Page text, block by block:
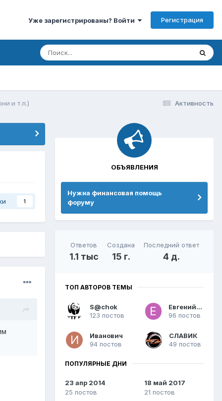
Уже зарегистрированы? Войти Регистрация
Активность
и т.п.)
1
ОБЪЯВЛЕНИЯ
Нужна финансовая помощь
форуму
Ответов
1.1 тыс
Создана
15 г.
Последний ответ
4 д.
ТОП АВТОРОВ ТЕМЫ
S@chok
123 постов
Евгений26
96 постов
Иванович
94 постов
СЛАВИК
49 постов
ПОПУЛЯРНЫЕ ДНИ
23 апр 2014
25 постов
18 май 2017
21 постов